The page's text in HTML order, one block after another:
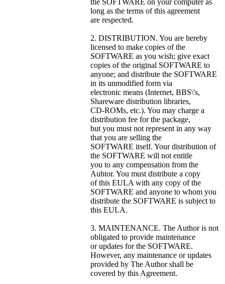
the SOFTWARE on your computer as
long as the terms of this agreement
are respected.
2. DISTRIBUTION. You are hereby
licensed to make copies of the
SOFTWARE as you wish; give exact
copies of the original SOFTWARE to
anyone; and distribute the SOFTWARE
in its unmodified form via
electronic means (Internet, BBS\'s,
Shareware distribution libraries,
CD-ROMs, etc.). You may charge a
distribution fee for the package,
but you must not represent in any way
that you are selling the
SOFTWARE itself. Your distribution of
the SOFTWARE will not entitle
you to any compensation from the
Auhtor. You must distribute a copy
of this EULA with any copy of the
SOFTWARE and anyone to whom you
distribute the SOFTWARE is subject to
this EULA.
3. MAINTENANCE. The Author is not
obligated to provide maintenance
or updates for the SOFTWARE.
However, any maintenance or updates
provided by The Author shall be
covered by this Agreement.